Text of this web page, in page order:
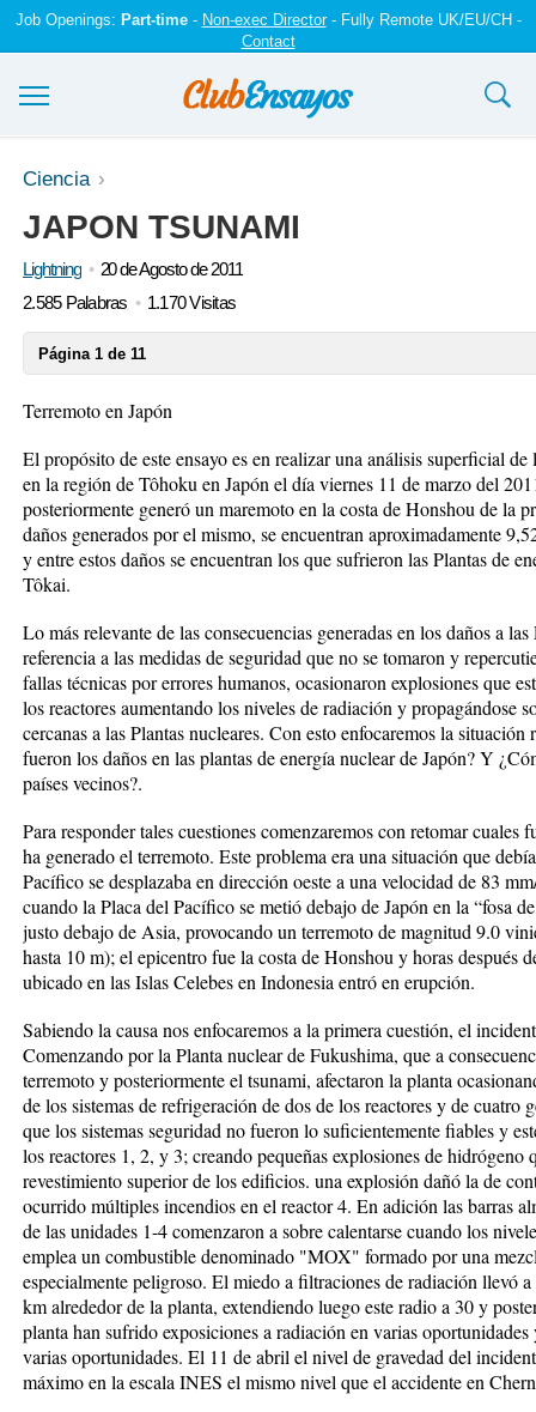
Job Openings: Part-time- Non-exec Director- Fully Remote UK/EU/CH -
Contact
Ensayos y trabajos
Registrarse
Iniciar sesión
Ciencia
JAPON TSUNAMI
Lightning
20 de Agosto de 2011
2.585 Palabras
1.170 Visitas
Página 1 de 11
Terremoto en Japón
El propósito de este ensayo es en realizar una análisis superficial
en la región de Tôhoku en Japón el día viernes 11 de marzo del
posteriormente generó un maremoto en la costa de Honshou de la
daños generados por el mismo, se encuentran aproximadamente
y entre estos daños se encuentran los que sufrieron las Plantas de
Tôkai.
Lo más relevante de las consecuencias generadas en los daños a
referencia a las medidas de seguridad que no se tomaron y
fallas técnicas por errores humanos, ocasionaron explosiones que
los reactores aumentando los niveles de radiación y propagándose
cercanas a las Plantas nucleares. Con esto enfocaremos la
fueron los daños en las plantas de energía nuclear de Japón? Y
países vecinos?.
Para responder tales cuestiones comenzaremos con retomar cuales
ha generado el terremoto. Este problema era una situación que
Pacífico se desplazaba en dirección oeste a una velocidad de 83
cuando la Placa del Pacífico se metió debajo de Japón en la “fosa
justo debajo de Asia, provocando un terremoto de magnitud 9.0
hasta 10 m); el epicentro fue la costa de Honshou y horas después
ubicado en las Islas Celebes en Indonesia entró en erupción.
Sabiendo la causa nos enfocaremos a la primera cuestión, el
Comenzando por la Planta nuclear de Fukushima, que a
terremoto y posteriormente el tsunami, afectaron la planta
de los sistemas de refrigeración de dos de los reactores y de cuatro
que los sistemas seguridad no fueron lo suficientemente fiables y
los reactores 1, 2, y 3; creando pequeñas explosiones de hidrógeno
revestimiento superior de los edificios. una explosión dañó la de
ocurrido múltiples incendios en el reactor 4. En adición las barras
de las unidades 1-4 comenzaron a sobre calentarse cuando los
emplea un combustible denominado "MOX" formado por una
especialmente peligroso. El miedo a filtraciones de radiación llevó
km alrededor de la planta, extendiendo luego este radio a 30 y
planta han sufrido exposiciones a radiación en varias
varias oportunidades. El 11 de abril el nivel de gravedad del
máximo en la escala INES el mismo nivel que el accidente en